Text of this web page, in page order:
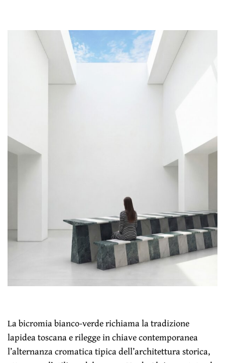
La bicromia bianco-verde richiama la tradizione
lapidea toscana e rilegge in chiave contemporanea
l’alternanza cromatica tipica dell’architettura storica,